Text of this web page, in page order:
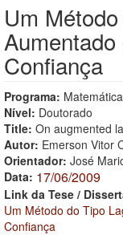
Um
Confiança
Programa:
Nível: Doutorado
Title: On augmented
Autor: Emerson Vitor
Orientador: José
Data: 17/06/2009
Link da Tese /
Um Método do Tipo
Confiança